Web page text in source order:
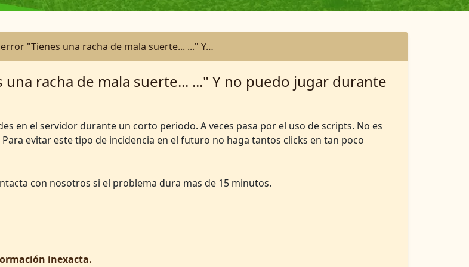
"Tienes una racha de mala suerte... ..." Y…
racha de mala suerte... ..." Y no puedo jugar durante
en el servidor durante un corto periodo. A veces pasa por el uso de scripts. No es
evitar este tipo de incidencia en el futuro no haga tantos clicks en tan poco
con nosotros si el problema dura mas de 15 minutos.
inexacta.